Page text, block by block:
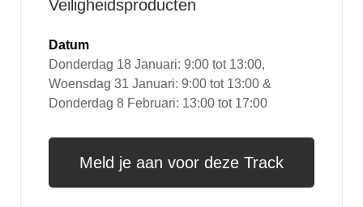
Veiligheidsproducten
Datum
Donderdag 18 Januari: 9:00 tot 13:00,
Woensdag 31 Januari: 9:00 tot 13:00 &
Donderdag 8 Februari: 13:00 tot 17:00
Meld je aan voor deze Track